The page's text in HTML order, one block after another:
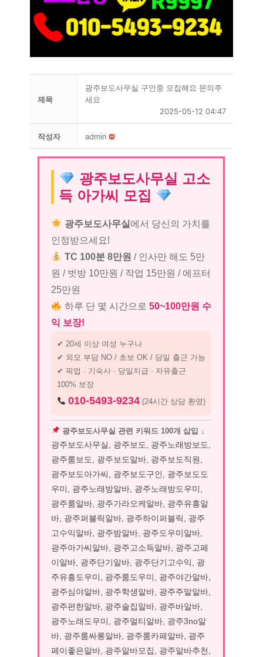
제목
광주보도사무실 구인중 모집해요 문의주
세요
2025-05-12 04:47
작성자 admin
광주보도사무실 고소
득 아가씨 모집
광주보도사무실 에서 당신의 가치를
인정받으세요!
TC 100분 8만원 / 인사만 해도 5만
원 / 벗방 10만원 / 작업 15만원 / 에프터
25만원
하루 단 몇 시간으로 50~100만원 수
익 보장!
✔ 20세 이상 여성 누구나
✔ 외모 부담 NO / 초보 OK / 당일 출근 가능
✔ 픽업 · 기숙사 · 당일지급 · 자유출근
100% 보장
010-5493-9234 (24시간 상담 환영)
광주보도사무실 관련 키워드 100개 삽입 ↓
광주보도사무실, 광주보도, 광주노래방보도,
광주룸보도, 광주보도알바, 광주보도직원,
광주보도아가씨, 광주보도구인, 광주보도도
우미, 광주노래방알바, 광주노래방도우미,
광주룸알바, 광주가라오케알바, 광주유흥알
바, 광주퍼블릭알바, 광주하이퍼블릭, 광주
고수익알바, 광주밤알바, 광주도우미알바,
광주아가씨알바, 광주고소득알바, 광주고페
이알바, 광주단기알바, 광주단기고수익, 광
주유흥도우미, 광주룸도우미, 광주야간알바,
광주심야알바, 광주학생알바, 광주주말알바,
광주편한알바, 광주술집알바, 광주바알바,
광주노래도우미, 광주멀티알바, 광주3no알
바, 광주룸싸롱알바, 광주룸카페알바, 광주
페이좋은알바, 광주알바모집, 광주알바추천,